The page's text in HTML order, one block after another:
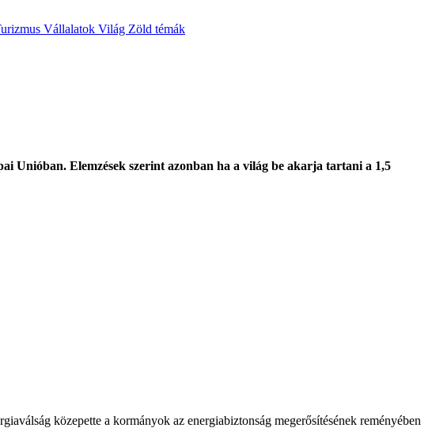
Vállalatok Világ Zöld témák
Unióban. Elemzések szerint azonban ha a világ be akarja tartani a 1,5
közepette a kormányok az energiabiztonság megerősítésének reményében